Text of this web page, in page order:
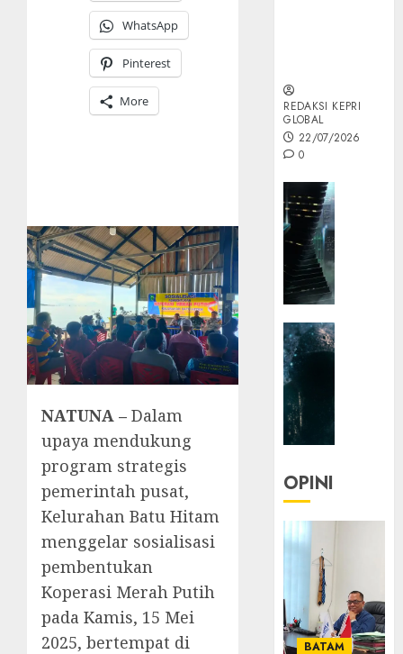
WhatsApp
Pinterest
More
NATUNA – Dalam
upaya mendukung
program strategis
pemerintah pusat,
Kelurahan Batu Hitam
menggelar sosialisasi
pembentukan
Koperasi Merah Putih
pada Kamis, 15 Mei
2025, bertempat di
REDAKSI KEPRI
GLOBAL
22/07/2026
0
OPINI
BATAM